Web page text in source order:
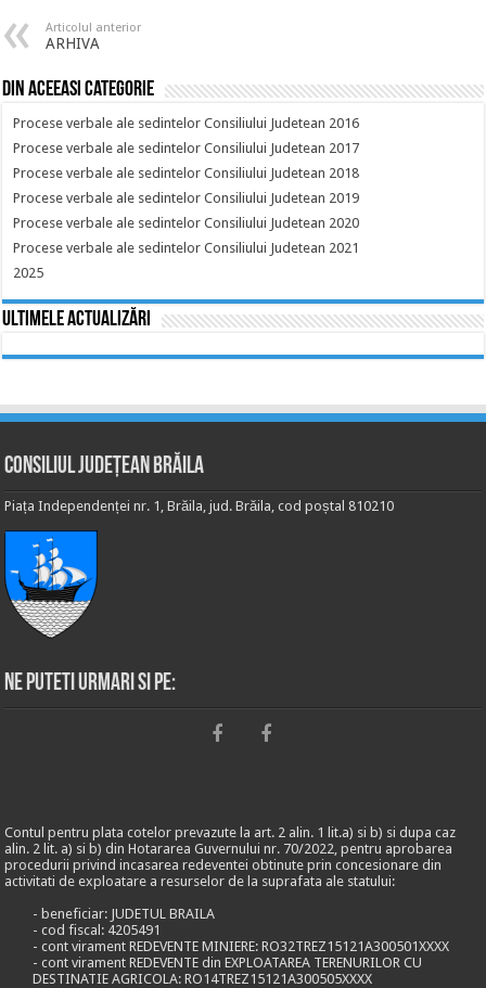
Articolul anterior
ARHIVA
Din aceeasi categorie
Procese verbale ale sedintelor Consiliului Judetean 2016
Procese verbale ale sedintelor Consiliului Judetean 2017
Procese verbale ale sedintelor Consiliului Judetean 2018
Procese verbale ale sedintelor Consiliului Judetean 2019
Procese verbale ale sedintelor Consiliului Judetean 2020
Procese verbale ale sedintelor Consiliului Judetean 2021
2025
Ultimele actualizări
Consiliul Județean Brăila
Piața Independenței nr. 1, Brăila, jud. Brăila, cod poștal 810210
Ne puteti urmari si pe:
Contul pentru plata cotelor prevazute la art. 2 alin. 1 lit.a) si b) si dupa caz
alin. 2 lit. a) si b) din Hotararea Guvernului nr. 70/2022, pentru aprobarea
procedurii privind incasarea redeventei obtinute prin concesionare din
activitati de exploatare a resurselor de la suprafata ale statului:
- beneficiar: JUDETUL BRAILA
- cod fiscal: 4205491
- cont virament REDEVENTE MINIERE: RO32TREZ15121A300501XXXX
- cont virament REDEVENTE din EXPLOATAREA TERENURILOR CU
DESTINATIE AGRICOLA: RO14TREZ15121A300505XXXX